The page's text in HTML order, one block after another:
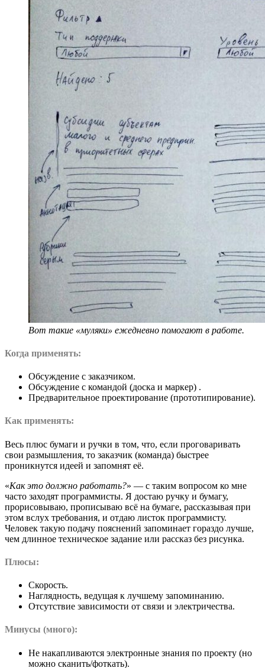
Вот такие «муляки» ежедневно помогают в работе.
Когда применять:
Обсуждение с заказчиком.
Обсуждение с командой (доска и маркер) .
Предварительное проектирование (прототипирование).
Как применять:
Весь плюс бумаги и ручки в том, что, если проговаривать
свои размышления, то заказчик (команда) быстрее
проникнутся идеей и запомнят её.
«Как это должно работать?» — с таким вопросом ко мне
часто заходят программисты. Я достаю ручку и бумагу,
прорисовываю, прописываю всё на бумаге, рассказывая при
этом вслух требования, и отдаю листок программисту.
Человек такую подачу пояснений запоминает гораздо лучше,
чем длинное техническое задание или рассказ без рисунка.
Плюсы:
Скорость.
Наглядность, ведущая к лучшему запоминанию.
Отсутствие зависимости от связи и электричества.
Минусы (много):
Не накапливаются электронные знания по проекту (но
можно сканить/фоткать).